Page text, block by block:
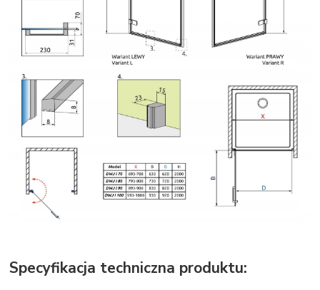
Specyfikacja techniczna produktu: